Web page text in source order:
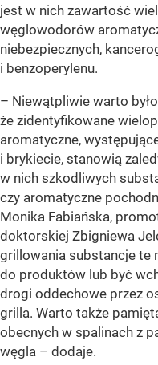
jest w nich zawartość
węglowodorów
niebezpiecznych,
i benzoperylenu.
– Niewątpliwie warto
że zidentyfikowane
aromatyczne,
i brykiecie, stanowią
w nich szkodliwych
czy aromatyczne
Monika Fabiańska,
doktorskiej Zbigniewa
grillowania substancje te
do produktów lub być
drogi oddechowe przez
grilla. Warto także
obecnych w spalinach z
węgla – dodaje.